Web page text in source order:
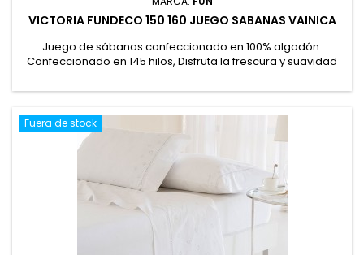
VICTORIA FUNDECO 150 160 JUEGO SABANAS VAINICA
Juego de sábanas confeccionado en 100% algodón.
Confeccionado en 145 hilos, Disfruta la frescura y suavidad
realzado con delicadas vainicas en la encimera y las fundas
Fuera de stock